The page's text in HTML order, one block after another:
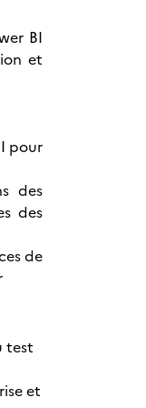
BI
et
pour
des
des
de
test
et